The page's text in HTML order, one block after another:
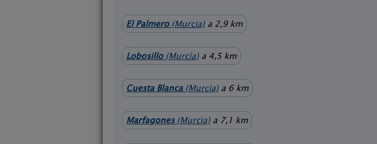
El Palmero(Murcia) a 2,9 km
Lobosillo(Murcia) a 4,5 km
Cuesta Blanca(Murcia) a 6 km
Marfagones(Murcia) a 7,1 km